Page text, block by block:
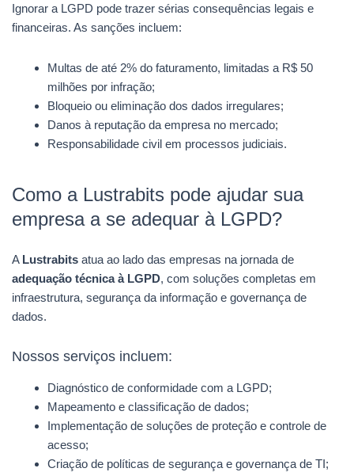
Ignorar a LGPD pode trazer sérias consequências legais e
financeiras. As sanções incluem:
Multas de até 2% do faturamento, limitadas a R$ 50
milhões por infração;
Bloqueio ou eliminação dos dados irregulares;
Danos à reputação da empresa no mercado;
Responsabilidade civil em processos judiciais.
Como a Lustrabits pode ajudar sua
empresa a se adequar à LGPD?
A Lustrabits atua ao lado das empresas na jornada de
adequação técnica à LGPD, com soluções completas em
infraestrutura, segurança da informação e governança de
dados.
Nossos serviços incluem:
Diagnóstico de conformidade com a LGPD;
Mapeamento e classificação de dados;
Implementação de soluções de proteção e controle de
acesso;
Criação de políticas de segurança e governança de TI;